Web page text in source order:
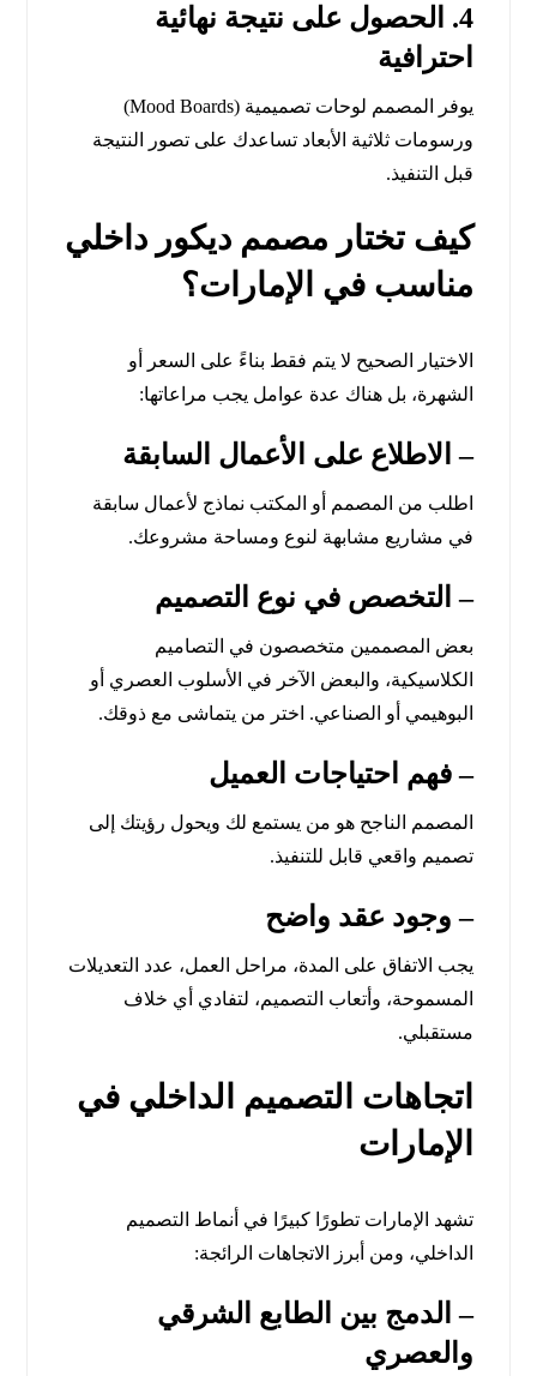
4. الحصول على نتيجة نهائية
احترافية
يوفر المصمم لوحات تصميمية (Mood Boards)
ورسومات ثلاثية الأبعاد تساعدك على تصور النتيجة
قبل التنفيذ.
كيف تختار مصمم ديكور داخلي
مناسب في الإمارات؟
الاختيار الصحيح لا يتم فقط بناءً على السعر أو
الشهرة، بل هناك عدة عوامل يجب مراعاتها:
– الاطلاع على الأعمال السابقة
اطلب من المصمم أو المكتب نماذج لأعمال سابقة
في مشاريع مشابهة لنوع ومساحة مشروعك.
– التخصص في نوع التصميم
بعض المصممين متخصصون في التصاميم
الكلاسيكية، والبعض الآخر في الأسلوب العصري أو
البوهيمي أو الصناعي. اختر من يتماشى مع ذوقك.
– فهم احتياجات العميل
المصمم الناجح هو من يستمع لك ويحول رؤيتك إلى
تصميم واقعي قابل للتنفيذ.
– وجود عقد واضح
يجب الاتفاق على المدة، مراحل العمل، عدد التعديلات
المسموحة، وأتعاب التصميم، لتفادي أي خلاف
مستقبلي.
اتجاهات التصميم الداخلي في
الإمارات
تشهد الإمارات تطورًا كبيرًا في أنماط التصميم
الداخلي، ومن أبرز الاتجاهات الرائجة:
– الدمج بين الطابع الشرقي
والعصري